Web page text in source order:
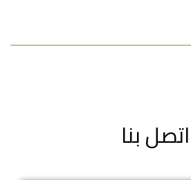
اتصل بنا